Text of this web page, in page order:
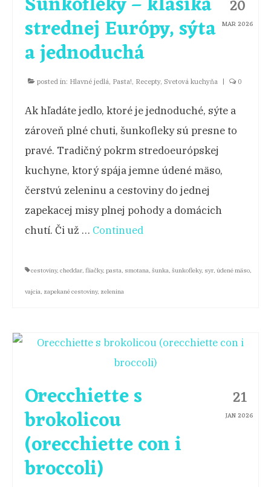
NA CESTÁCH
KONTAKT
20
MAR 2026
strednej Európy, sýta
a jednoduchá
posted in: Hlavné jedlá, Pasta!, Recepty, Svetová kuchyňa 0
Ak hľadáte jedlo, ktoré je jednoduché, sýte a
zároveň plné chuti, šunkofleky sú presne to
pravé. Tradičný pokrm stredoeurópskej
kuchyne, ktorý spája jemne údené mäso,
čerstvú zeleninu a cestoviny do jednej
zapekacej misy plnej pohody a domácich
chutí. Či už … Continued
cestoviny, cheddar, fliačky, pasta, smotana, šunka, šunkofleky, syr, údené mäso,
vajcia, zapekané cestoviny, zelenina
21
JAN 2026
Orecchiette s
brokolicou
(orecchiette con i
broccoli)